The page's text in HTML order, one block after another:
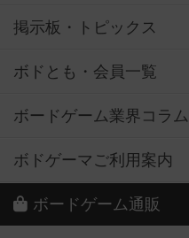
掲示板・トピックス
ボドとも・会員一覧
ボードゲーム業界コラム
ボドゲーマご利用案内
ボードゲーム通販